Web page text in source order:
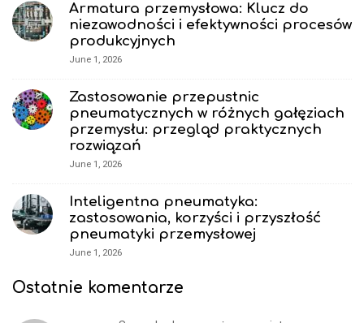
Armatura przemysłowa: Klucz do
niezawodności i efektywności procesów
produkcyjnych
June 1, 2026
Zastosowanie przepustnic
pneumatycznych w różnych gałęziach
przemysłu: przegląd praktycznych
rozwiązań
June 1, 2026
Inteligentna pneumatyka:
zastosowania, korzyści i przyszłość
pneumatyki przemysłowej
June 1, 2026
Ostatnie komentarze